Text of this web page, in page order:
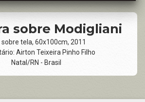
sobre Modigliani
sobre tela, 60x100cm, 2011
Airton Teixeira Pinho Filho
Natal/RN - Brasil